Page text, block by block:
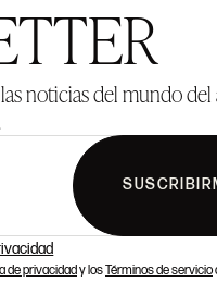
noticias del mundo
de privacidady losTérminos de servicio